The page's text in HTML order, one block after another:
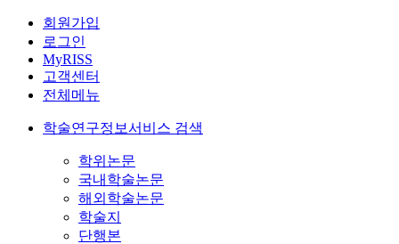
회원가입
로그인
MyRISS
고객센터
전체메뉴
학술연구정보서비스 검색
학위논문
국내학술논문
해외학술논문
학술지
단행본